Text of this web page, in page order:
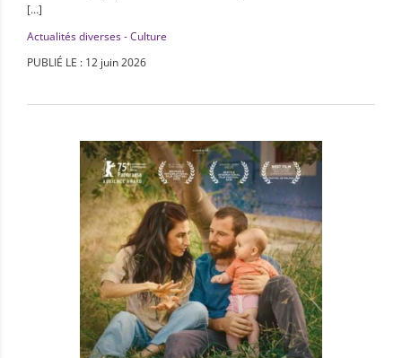
[…]
Actualités diverses - Culture
PUBLIÉ LE : 12 juin 2026